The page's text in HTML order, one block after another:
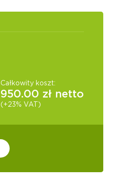
Całkowity koszt:
950.00 zł netto
(+23% VAT)